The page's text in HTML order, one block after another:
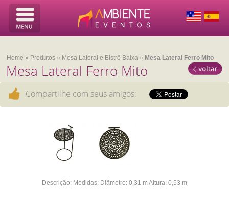
Home » Produtos » Mesa Lateral e Bistrô Baixa » Mesa Lateral Ferro Mito
Mesa Lateral Ferro Mito
Compartilhe com seus amigos:
Descrição: Medidas: Diâmetro: 0,31 mAltura: 0,53 m